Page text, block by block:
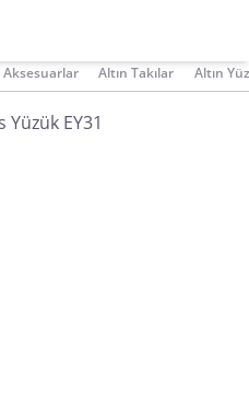
Aksesuarlar Altın Takılar Altın